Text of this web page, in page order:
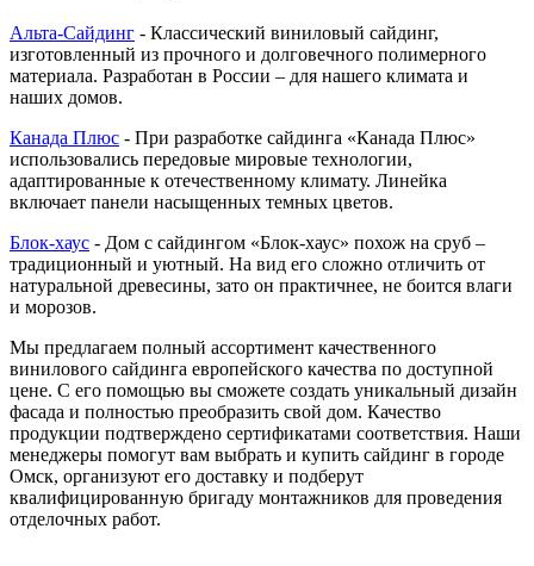
Альта-Сайдинг - Классический виниловый сайдинг,
изготовленный из прочного и долговечного полимерного
материала. Разработан в России – для нашего климата и
наших домов.
Канада Плюс - При разработке сайдинга «Канада Плюс»
использовались передовые мировые технологии,
адаптированные к отечественному климату. Линейка
включает панели насыщенных темных цветов.
Блок-хаус - Дом с сайдингом «Блок-хаус» похож на сруб –
традиционный и уютный. На вид его сложно отличить от
натуральной древесины, зато он практичнее, не боится влаги
и морозов.
Мы предлагаем полный ассортимент качественного
винилового сайдинга европейского качества по доступной
цене. С его помощью вы сможете создать уникальный дизайн
фасада и полностью преобразить свой дом. Качество
продукции подтверждено сертификатами соответствия. Наши
менеджеры помогут вам выбрать и купить сайдинг в городе
Омск, организуют его доставку и подберут
квалифицированную бригаду монтажников для проведения
отделочных работ.